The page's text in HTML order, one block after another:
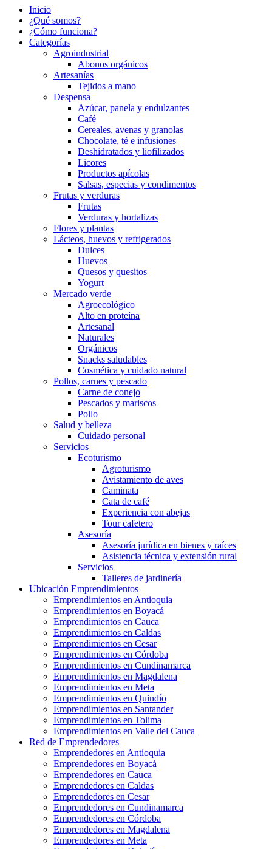
Inicio
¿Qué somos?
¿Cómo funciona?
Categorías
Agroindustrial
Abonos orgánicos
Artesanías
Tejidos a mano
Despensa
Azúcar, panela y endulzantes
Café
Cereales, avenas y granolas
Chocolate, té e infusiones
Deshidratados y liofilizados
Licores
Productos apícolas
Salsas, especias y condimentos
Frutas y verduras
Frutas
Verduras y hortalizas
Flores y plantas
Lácteos, huevos y refrigerados
Dulces
Huevos
Quesos y quesitos
Yogurt
Mercado verde
Agroecológico
Alto en proteína
Artesanal
Naturales
Orgánicos
Snacks saludables
Cosmética y cuidado natural
Pollos, carnes y pescado
Carne de conejo
Pescados y mariscos
Pollo
Salud y belleza
Cuidado personal
Servicios
Ecoturismo
Agroturismo
Avistamiento de aves
Caminata
Cata de café
Experiencia con abejas
Tour cafetero
Asesoría
Asesoría jurídica en bienes y raíces
Asistencia técnica y extensión rural
Servicios
Talleres de jardinería
Ubicación Emprendimientos
Emprendimientos en Antioquia
Emprendimientos en Boyacá
Emprendimientos en Cauca
Emprendimientos en Caldas
Emprendimientos en Cesar
Emprendimientos en Córdoba
Emprendimientos en Cundinamarca
Emprendimientos en Magdalena
Emprendimientos en Meta
Emprendimientos en Quindío
Emprendimientos en Santander
Emprendimientos en Tolima
Emprendimientos en Valle del Cauca
Red de Emprendedores
Emprendedores en Antioquia
Emprendedores en Boyacá
Emprendedores en Cauca
Emprendedores en Caldas
Emprendedores en Cesar
Emprendedores en Cundinamarca
Emprendedores en Córdoba
Emprendedores en Magdalena
Emprendedores en Meta